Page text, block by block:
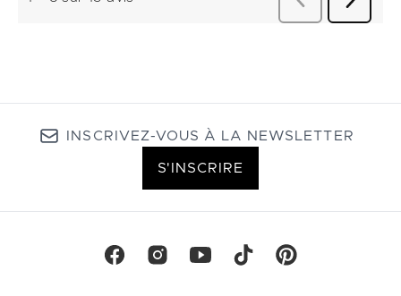
INSCRIVEZ-VOUS À LA NEWSLETTER
S'INSCRIRE